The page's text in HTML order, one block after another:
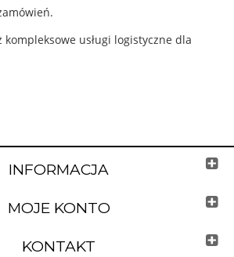
usługi logistyczne dla
INFORMACJA
MOJE KONTO
KONTAKT